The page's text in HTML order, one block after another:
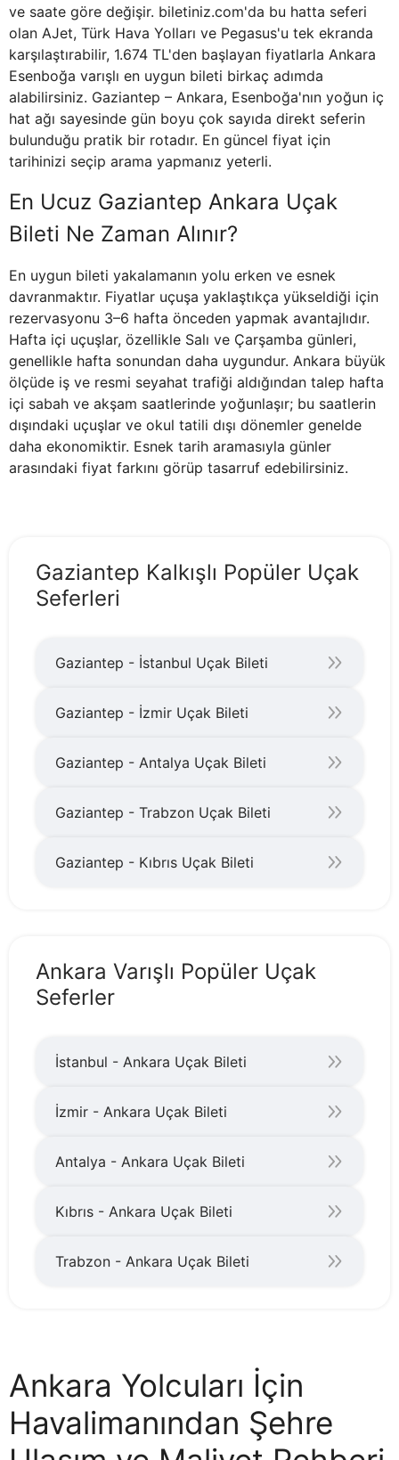
ve saate göre değişir. biletiniz.com'da bu hatta seferi
olan AJet, Türk Hava Yolları ve Pegasus'u tek ekranda
karşılaştırabilir, 1.674 TL'den başlayan fiyatlarla Ankara
Esenboğa varışlı en uygun bileti birkaç adımda
alabilirsiniz. Gaziantep – Ankara, Esenboğa'nın yoğun iç
hat ağı sayesinde gün boyu çok sayıda direkt seferin
bulunduğu pratik bir rotadır. En güncel fiyat için
tarihinizi seçip arama yapmanız yeterli.
En Ucuz Gaziantep Ankara Uçak
Bileti Ne Zaman Alınır?
En uygun bileti yakalamanın yolu erken ve esnek
davranmaktır. Fiyatlar uçuşa yaklaştıkça yükseldiği için
rezervasyonu 3–6 hafta önceden yapmak avantajlıdır.
Hafta içi uçuşlar, özellikle Salı ve Çarşamba günleri,
genellikle hafta sonundan daha uygundur. Ankara büyük
ölçüde iş ve resmi seyahat trafiği aldığından talep hafta
içi sabah ve akşam saatlerinde yoğunlaşır; bu saatlerin
dışındaki uçuşlar ve okul tatili dışı dönemler genelde
daha ekonomiktir. Esnek tarih aramasıyla günler
arasındaki fiyat farkını görüp tasarruf edebilirsiniz.
Gaziantep Kalkışlı Popüler Uçak
Seferleri
Gaziantep - İstanbul Uçak Bileti
Gaziantep - İzmir Uçak Bileti
Gaziantep - Antalya Uçak Bileti
Gaziantep - Trabzon Uçak Bileti
Gaziantep - Kıbrıs Uçak Bileti
Ankara Varışlı Popüler Uçak
Seferler
İstanbul - Ankara Uçak Bileti
İzmir - Ankara Uçak Bileti
Antalya - Ankara Uçak Bileti
Kıbrıs - Ankara Uçak Bileti
Trabzon - Ankara Uçak Bileti
Ankara Yolcuları İçin
Havalimanından Şehre